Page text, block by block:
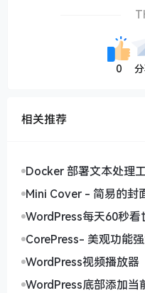
0
相关推荐
Docker 部署文本处理
Mini Cover - 简易的封
WordPress每天60秒看
CorePress- 美观功能
WordPress视频播放器
WordPress底部添加当